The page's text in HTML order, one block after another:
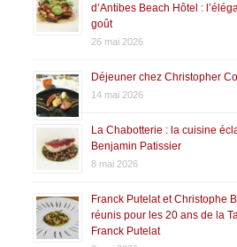
d’Antibes Beach Hôtel :
goût
26 mai 2026
Déjeuner chez Christopher
14 mai 2026
La Chabotterie : la cuisine
Benjamin Patissier
8 mai 2026
Franck Putelat et Christophe
réunis pour les 20 ans de la
Franck Putelat